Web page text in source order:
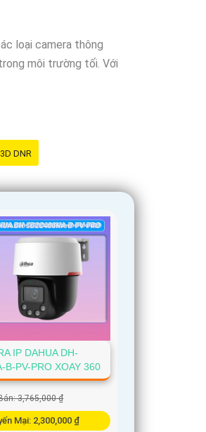
loại camera thông
môi trường tối. Với
3D DNR
IP DAHUA DH-
B-PV-PRO XOAY 360
3,765,000 ₫
Mại: 2,300,000 ₫